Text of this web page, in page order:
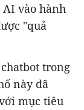
vào hành
"quả
trong
này đã
mục tiêu